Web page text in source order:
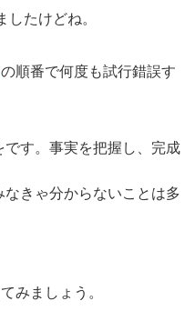
たけどね。
の順番で何度も試行錯誤す
す。事実を把握し、完成
きゃ分からないことは多
みましょう。